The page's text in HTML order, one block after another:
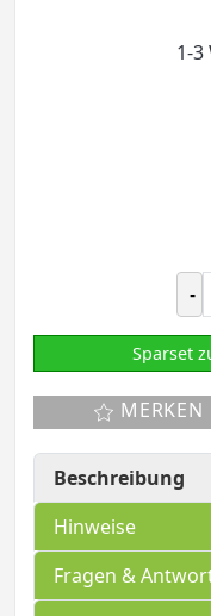
1-
-
Sparset
MERKEN
Beschreibung
Hinweise
Fragen &